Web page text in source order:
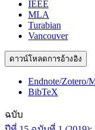
IEEE
MLA
Turabian
Vancouver
ดาวน์โหลดการอ้างอิง
Endnote/Zotero/
BibTeX
ฉบับ